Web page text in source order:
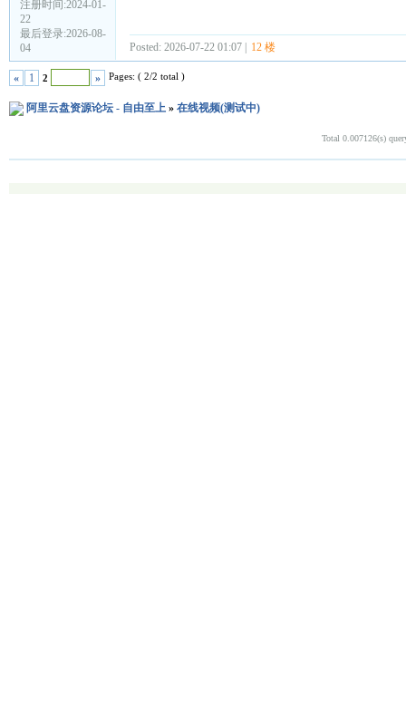
注册时间:2024-01-
22
最后登录:2026-08-
04
Posted: 2026-07-22 01:07 | 12 楼
« 1 2 » Pages: ( 2/2 total )
阿里云盘资源论坛 - 自由至上» 在线视频(测试中)
Total 0.007126(s)